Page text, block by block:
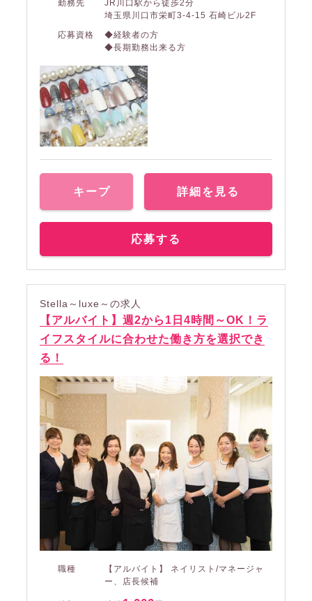
勤務先
JR川口駅から徒歩2分
埼玉県川口市栄町3-4-15 石崎ビル2F
応募資格
◆経験者の方
◆長期勤務出来る方
キープ 詳細を見る
応募する
Stella～luxe～の求人
【アルバイト】週2から1日4時間～OK！ラ
イフスタイルに合わせた働き方を選択でき
る！
職種
【アルバイト】 ネイリスト/マネージャ
ー、店長候補